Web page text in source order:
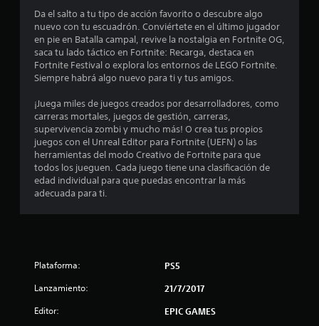
m
e
d
4
Da el salto a tu tipo de acción favorito o descubre algo
nuevo con tu escuadrón. Conviértete en el último jugador
en pie en Batalla campal, revive la nostalgia en Fortnite OG,
saca tu lado táctico en Fortnite: Recarga, destaca en
Fortnite Festival o explora los entornos de LEGO Fortnite.
Siempre habrá algo nuevo para ti y tus amigos.
¡Juega miles de juegos creados por desarrolladores, como
carreras mortales, juegos de gestión, carreras,
supervivencia zombi y mucho más! O crea tus propios
juegos con el Unreal Editor para Fortnite (UEFN) o las
herramientas del modo Creativo de Fortnite para que
todos los jueguen. Cada juego tiene una clasificación de
edad individual para que puedas encontrar la más
adecuada para ti.
Plataforma: PS5
Lanzamiento: 21/7/2017
Editor: EPIC GAMES